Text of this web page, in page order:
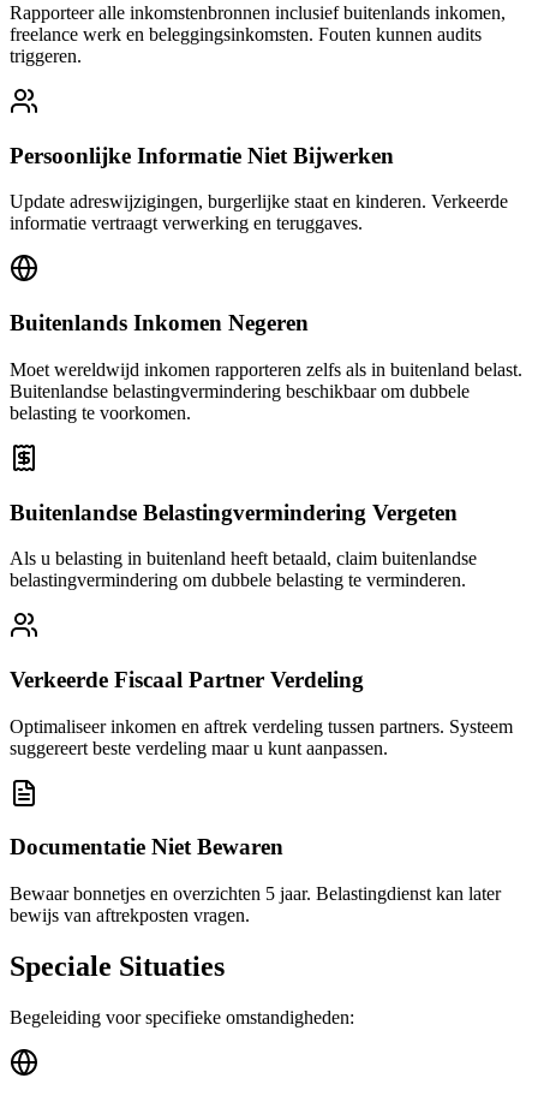
Rapporteer alle inkomstenbronnen inclusief buitenlands inkomen,
freelance werk en beleggingsinkomsten. Fouten kunnen audits
triggeren.
Persoonlijke Informatie Niet Bijwerken
Update adreswijzigingen, burgerlijke staat en kinderen. Verkeerde
informatie vertraagt verwerking en teruggaves.
Buitenlands Inkomen Negeren
Moet wereldwijd inkomen rapporteren zelfs als in buitenland belast.
Buitenlandse belastingvermindering beschikbaar om dubbele
belasting te voorkomen.
Buitenlandse Belastingvermindering Vergeten
Als u belasting in buitenland heeft betaald, claim buitenlandse
belastingvermindering om dubbele belasting te verminderen.
Verkeerde Fiscaal Partner Verdeling
Optimaliseer inkomen en aftrek verdeling tussen partners. Systeem
suggereert beste verdeling maar u kunt aanpassen.
Documentatie Niet Bewaren
Bewaar bonnetjes en overzichten 5 jaar. Belastingdienst kan later
bewijs van aftrekposten vragen.
Speciale Situaties
Begeleiding voor specifieke omstandigheden: